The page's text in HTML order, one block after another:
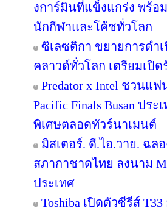
งการ์มินที่แข็งแกร่ง พร้อ
นักกีฬาและโค้ชทั่วโลก
ซิเลซติกา ขยายการดำ
คลาวด์ทั่วโลก เตรียมเปิ
Predator x Intel ชวนแ
Pacific Finals Busan ป
พิเศษตลอดทัวร์นาเมนต์
มิสเตอร์. ดี.ไอ.วาย. ฉลอ
สภากาชาดไทย ลงนาม
ประเทศ
Toshiba เปิดตัวซีรีส์